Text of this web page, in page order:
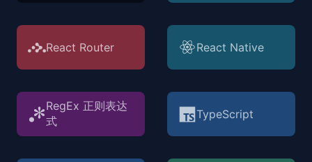
React Router React Native
RegEx 正则表达
式
TypeScript